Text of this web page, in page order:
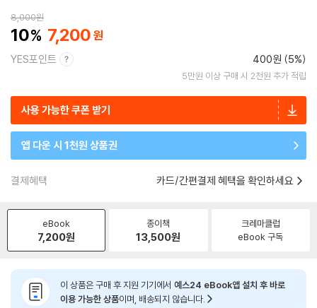
8,000원
10 7,200
YES포인트 400원 (5%)
5만원 이상 구매 시 2천원 추가 적립
사용 가능한 쿠폰 받기
앱 다운 시 1천원 상품권
결제혜택 카드/간편결제 혜택을 확인하세요
eBook
7,200원
종이책
13,500원
크레마클럽
eBook 구독
이 상품은 구매 후 지원 기기에서 예스24 eBook앱 설치 후 바로
이용 가능한 상품이며, 배송되지 않습니다.